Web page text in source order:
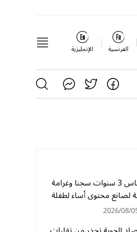
الفرنسية الإنجليزية
التماس 3 سنوات سجنا وغرامة
لصانع محتوى أساء لطفلة
2026/08/